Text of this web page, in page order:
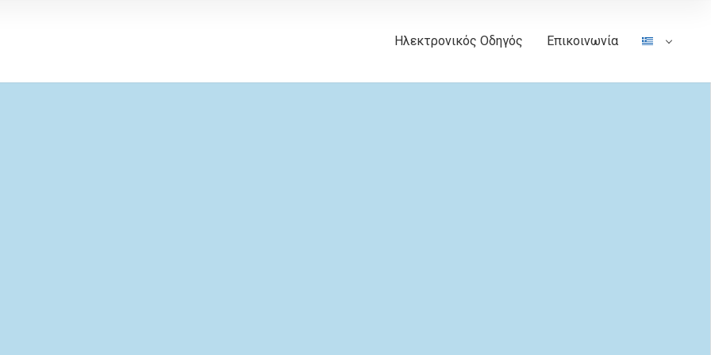
Ηλεκτρονικός Οδηγός Επικοινωνία